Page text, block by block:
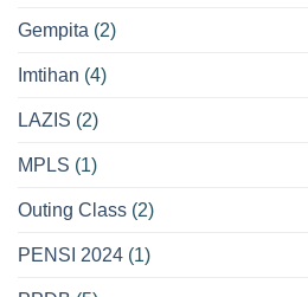
Gempita (2)
Imtihan (4)
LAZIS (2)
MPLS (1)
Outing Class (2)
PENSI 2024 (1)